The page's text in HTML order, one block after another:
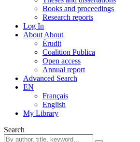
Books and proceedings
Research reports
Log In
About About
Érudit
Coalition Publica
Open access
Annual report
Advanced Search
EN
Français
English
My Library
Search